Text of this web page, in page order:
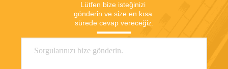
Lütfen bize isteğinizi
gönderin ve size en kısa
sürede cevap vereceğiz.